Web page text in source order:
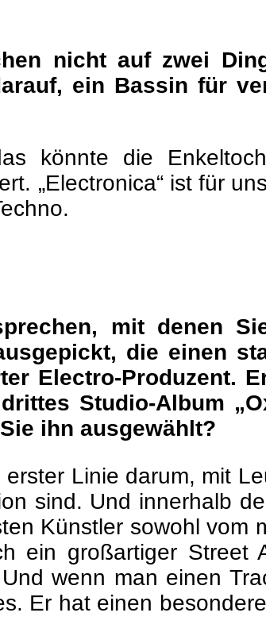
nicht auf zwei
ein Bassin für
könnte die
„Electronica“ ist für
mit denen
die einen
Electro-Produzent.
Studio-Album
ihn ausgewählt?
Linie darum, mit
sind. Und innerhalb
Künstler sowohl vom
ein großartiger Street
wenn man einen
Er hat einen